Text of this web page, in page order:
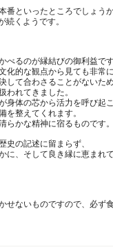
番といったところでしょう
べるのが縁結びの御利益で
化的な観点から見ても非常
して合わさることがないた
われてきました。
身体の芯から活力を呼び起
を整えてくれます。
史の記述に留まらず、
に、そして良き縁に恵まれ